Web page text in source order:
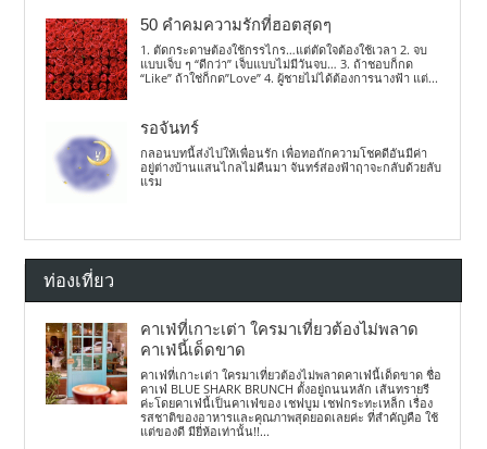
50 คำคมความรักที่ฮอตสุดๆ
1. ตัดกระดาษต้องใช้กรรไกร…แต่ตัดใจต้องใช้เวลา 2. จบ
แบบเจ็บ ๆ “ดีกว่า” เจ็บแบบไม่มีวันจบ… 3. ถ้าชอบก็กด
“Like” ถ้าใช่ก็กด”Love” 4. ผู้ชายไม่ได้ต้องการนางฟ้า แต่...
รอจันทร์
กลอนบทนี้ส่งไปให้เพื่อนรัก เพื่อทอถักความโชคดีอันมีค่า
อยู่ต่างบ้านแสนไกลไม่คืนมา จันทร์ส่องฟ้าฤาจะกลับด้วยลับ
แรม
ท่องเที่ยว
คาเฟ่ที่เกาะเต่า ใครมาเที่ยวต้องไม่พลาด
คาเฟ่นี้เด็ดขาด
คาเฟ่ที่เกาะเต่า ใครมาเที่ยวต้องไม่พลาดคาเฟ่นี้เด็ดขาด ชื่อ
คาเฟ่ BLUE SHARK BRUNCH ตั้งอยู่ถนนหลัก เส้นทรายรี
ค่ะโดยคาเฟ่นี้เป็นคาเฟ่ของ เชฟบูม เชฟกระทะเหล็ก เรื่อง
รสชาติของอาหารและคุณภาพสุดยอดเลยค่ะ ที่สำคัญคือ ใช้
แต่ของดี มียี่ห้อเท่านั้น!!...